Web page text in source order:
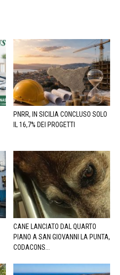
PNRR, IN SICILIA CONCLUSO SOLO
IL 16,7% DEI PROGETTI
CANE LANCIATO DAL QUARTO
PIANO A SAN GIOVANNI LA PUNTA,
CODACONS...